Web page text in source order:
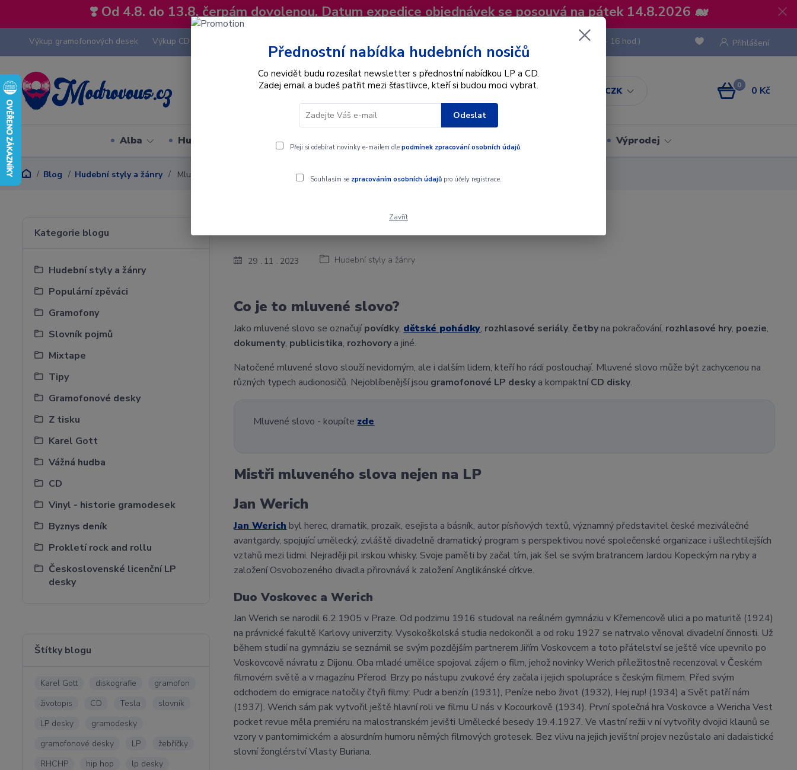
❣️ Od 4.8. do 13.8. čerpám dovolenou. Datum expedice objednávek se posouvá na pátek 14.8.2026 🐋
Výkup gramofonových desek Výkup CD
CZK
Přihlášení
Hledat
(Po-Pá, 8 - 16 hod.)
0 0 Kč
Alba Hudební styly Interpret Dárkové poukazy Výprodej
Blog Hudební styly a žánry Mluvené slovo nejen na LP
Kategorie blogu
Hudební styly a žánry
Populární zpěváci
Gramofony
Slovník pojmů
Mixtape
Tipy
Gramofonové desky
Z tisku
Karel Gott
Vážná hudba
CD
Vinyl - historie gramodesek
Byznys deník
Prokletí rock and rollu
Československé licenční LP
desky
Štítky blogu
Karel Gott diskografie
gramofon
životopis
CD Tesla
slovník
LP desky
gramodesky
gramofonové desky
LP
žebříčky
RHCHP
hip hop
lp desky
29 11 2023 Hudební styly a žánry
Mluvené slovo nejen na LP
Co je to mluvené slovo?
Jako mluvené slovo se označujípovídky, dětské pohádky, rozhlasové seriály,četbyna pokračování, rozhlasové hry, poezie,
dokumenty, publicistika, rozhovorya jiné.
Natočené mluvené slovo slouží nevidomým, ale i dalším lidem, kteří ho rádi poslouchají. Mluvené slovo může být zachycenou na
různých typech audionosičů. Nejoblíbenější jsou gramofonové LP deskya kompaktníCD disky.
Mluvené slovo - koupíte zde
Mistři mluveného slova nejen na LP
Jan Werich
Jan Werich byl herec, dramatik, prozaik, esejista a básník, autor písňových textů, významný představitel české meziválečné
avantgardy, spojující umělecký, zvláště divadelně dramatický program s perspektivou nové společenské organizace i ušlechtilejších
vztahů mezi lidmi. Nejraději pil irskou whisky. Svoje paměti by začal tím, jak šel se svým bratrancem Jardou Kopeckým na ryby a
založení Osvobozeného divadla přirovnává k založení Anglikánské církve.
Duo Voskovec a Werich
Jan Werich se narodil 6.2.1905 v Praze. Od podzimu 1916 studoval na reálném gymnáziu v Křemencově ulici a po maturitě (1924)
na právnické fakultě Karlovy univerzity. Vysokoškolská studia nedokončil a od roku 1927 se natrvalo věnoval divadelní činnosti. Už
během studií na gymnáziu se seznámil se svým pozdějším partnerem Jiřím Voskovcem a toto přátelství se ještě více upevnilo po
Voskovcově návratu z Dijonu. Oba mladé umělce spojoval zájem o film, jehož novinky Werich příležitostně recenzoval v Českém
filmovém světě a v magazínu Přerod. Brzy po nástupu zvukové éry začala i jejich spolupráce s českým filmem. Před svým
odchodem do emigrace natočily čtyři filmy: Pudr a benzín (1931), Peníze nebo život (1932), Hej rup! (1934) a Svět patří nám
(1937). Werich sám pak vytvořil ještě hlavní roli ve filmu U nás v Kocourkově (1934). První společná hra Voskovce a Wericha Vest
pocket revue měla premiéru na malostranském jevišti Umělecké besedy 19.4.1927. Ve vlastní režii v ní vytvořily dvojici klaunů se
vzory v pantomimickém a absurdním humoru němých filmových grotesek. Bez vlivu na jejich jevištní projev nezůstalo ani dadaistické
slovní žonglérství Vlasty Buriana.
Přednostní nabídka hudebních nosičů
Co nevidět budu rozesílat newsletter s přednostní nabídkou LP a CD.
Zadej email a budeš patřit mezi šťastlivce, kteří si budou moci vybrat.
Odeslat
Přeji si odebírat novinky e-mailem dle podmínek zpracování osobních údajů.
Souhlasím se zpracováním osobních údajůpro účely registrace.
Zavřít